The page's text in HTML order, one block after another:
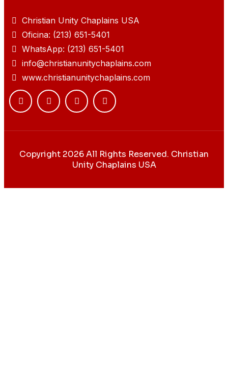
Christian Unity Chaplains USA
Oficina: (213) 651-5401
WhatsApp: (213) 651-5401
info@christianunitychaplains.com
www.christianunitychaplains.com
Copyright 2026 All Rights Reserved. Christian
Unity Chaplains USA